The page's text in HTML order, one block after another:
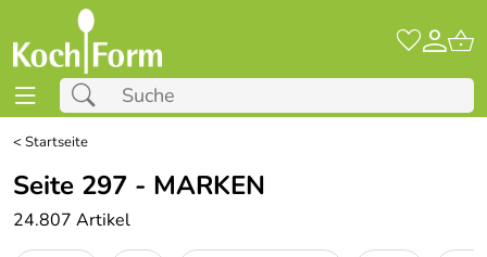
<Startseite
Seite 297 - MARKEN
24.807 Artikel